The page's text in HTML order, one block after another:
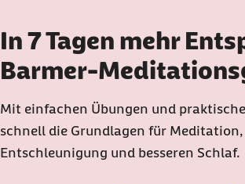
In 7 Tagen mehr
Barmer-
Mit einfachen Übungen und
schnell die Grundlagen für Meditation,
Entschleunigung und besseren Schlaf.